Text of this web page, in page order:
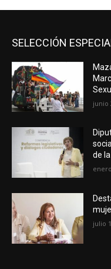
SELECCIÓN
junio
de
julio